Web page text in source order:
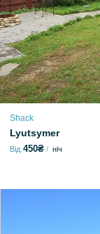
Shack
Lyutsymer
Від 450₴ ніч